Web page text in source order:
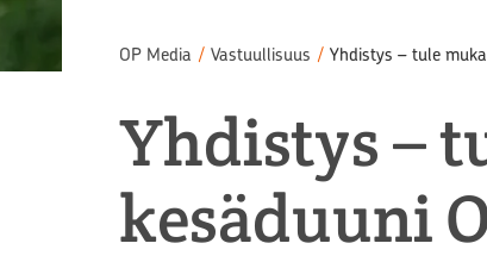
OP Media / Vastuullisuus / Yhdistys – tule
Yhdistys –
kesäduuni